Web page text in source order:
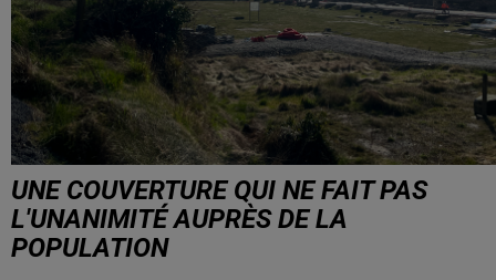
UNE COUVERTURE QUI NE FAIT PAS
L'UNANIMITÉ AUPRÈS DE LA
POPULATION